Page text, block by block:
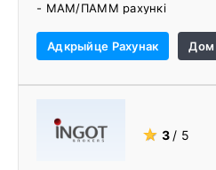
- МАМ/ПАММ рахункі
- Аналіз і гандлёвыя
Адкрыйце Рахунак Дом
★ 3 / 5